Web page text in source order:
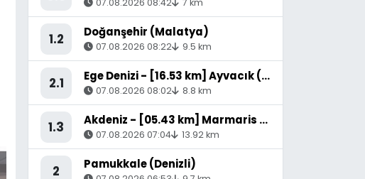
07.08.2026 08:42 7 km
1.2 Doğanşehir (Malatya)
07.08.2026 08:22 9.5 km
2.1 Ege Denizi - [16.53 km] Ayvacık (Çanakkale)
07.08.2026 08:02 8.8 km
1.3 Akdeniz - [05.43 km] Marmaris (Muğla)
07.08.2026 07:04 13.92 km
2 Pamukkale (Denizli)